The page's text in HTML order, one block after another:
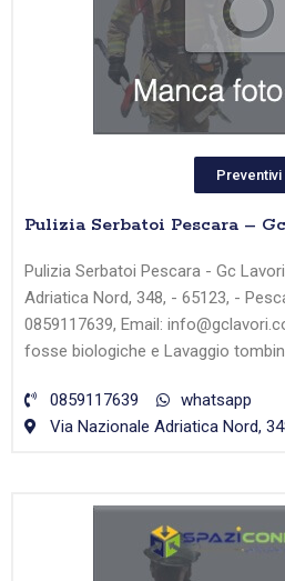
Preventivi
Pulizia Serbatoi Pescara –
Pulizia Serbatoi Pescara - Gc
Adriatica Nord, 348, - 65123, -
0859117639, Email:
fosse biologiche e Lavaggio
0859117639
whatsapp
Via Nazionale Adriatica Nord,